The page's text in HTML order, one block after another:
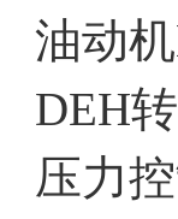
油动
DEH
压力